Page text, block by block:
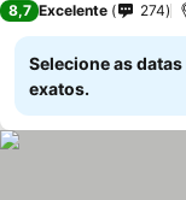
8,7 Excelente 274
Selecione as
exatos.